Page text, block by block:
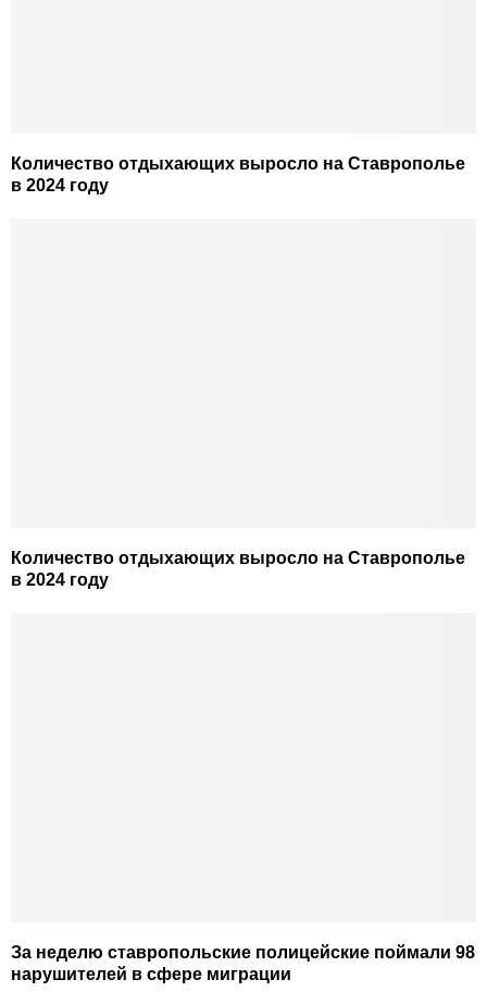
Количество отдыхающих выросло на Ставрополье
в 2024 году
Количество отдыхающих выросло на Ставрополье
в 2024 году
За неделю ставропольские полицейские поймали 98
нарушителей в сфере миграции